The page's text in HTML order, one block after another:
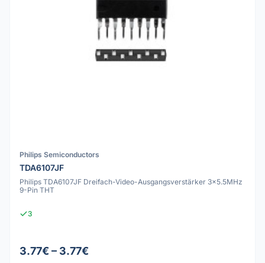
Philips Semiconductors
TDA6107JF
Philips TDA6107JF Dreifach-Video-Ausgangsverstärker 3x5.5MHz
9-Pin THT
3
3.77€ – 3.77€